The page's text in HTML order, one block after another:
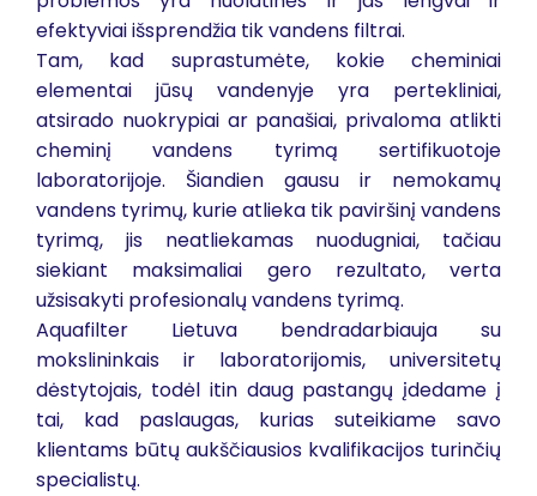
efektyviai išsprendžia tik vandens filtrai.
Tam, kad suprastumėte, kokie cheminiai
elementai jūsų vandenyje yra pertekliniai,
atsirado nuokrypiai ar panašiai, privaloma atlikti
cheminį vandens tyrimą sertifikuotoje
laboratorijoje. Šiandien gausu ir nemokamų
vandens tyrimų, kurie atlieka tik paviršinį vandens
tyrimą, jis neatliekamas nuodugniai, tačiau
siekiant maksimaliai gero rezultato, verta
užsisakyti profesionalų vandens tyrimą.
Aquafilter Lietuva bendradarbiauja su
mokslininkais ir laboratorijomis, universitetų
dėstytojais, todėl itin daug pastangų įdedame į
tai, kad paslaugas, kurias suteikiame savo
klientams būtų aukščiausios kvalifikacijos turinčių
specialistų.